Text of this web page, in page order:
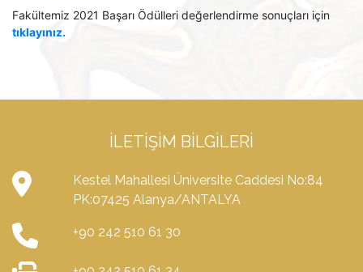
Fakültemiz 2021 Başarı Ödülleri değerlendirme sonuçları için
tıklayınız.
İLETIŞIM BILGILERI
Kestel Mahallesi Üniversite Caddesi No:84
PK:07425 Alanya/ANTALYA
+90 242 510 61 30